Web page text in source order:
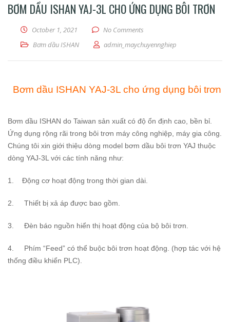
BƠM DẦU ISHAN YAJ-3L CHO ỨNG DỤNG BÔI TRƠN
October 1, 2021
No Comments
Bơm dầu ISHAN
admin_maychuyennghiep
Bơm dầu ISHAN YAJ-3L cho ứng dụng bôi trơn
Bơm dầu ISHAN do Taiwan sản xuất có độ ổn định cao, bền bỉ.
Ứng dụng rộng rãi trong bôi trơn máy công nghiệp, máy gia công.
Chúng tôi xin giới thiệu dòng model bơm dầu bôi trơn YAJ thuộc
dòng YAJ-3L với các tính năng như:
1. Động cơ hoạt động trong thời gian dài.
2. Thiết bị xả áp được bao gồm.
3. Đèn báo nguồn hiển thị hoạt động của bộ bôi trơn.
4. Phím “Feed” có thể buộc bôi trơn hoạt động. (hợp tác với hệ
thống điều khiển PLC).